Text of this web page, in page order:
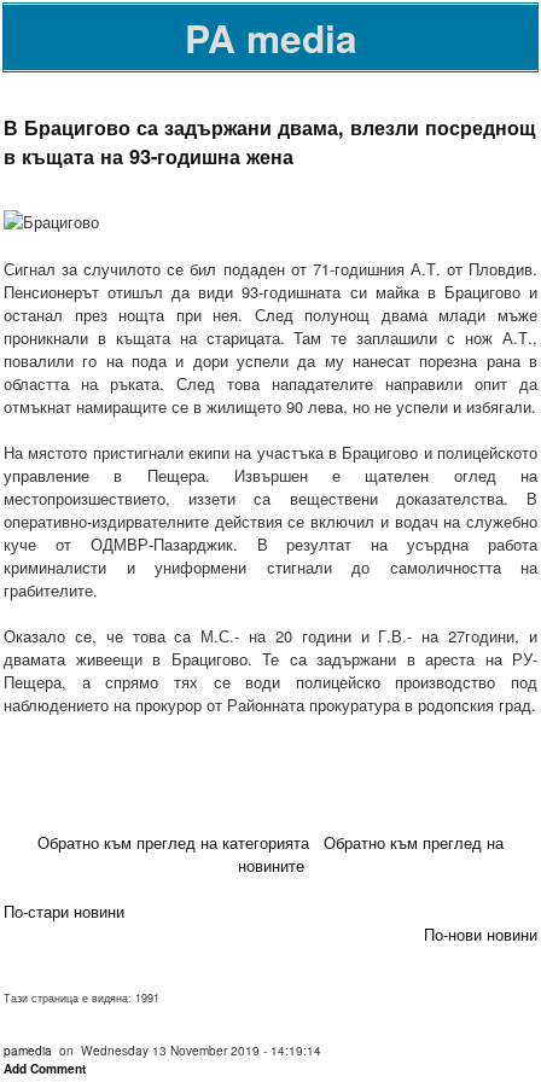
PA media
В Брацигово са задържани двама, влезли посреднощ
в къщата на 93-годишна жена
Сигнал за случилото се бил подаден от 71-годишния А.Т. от Пловдив.
Пенсионерът отишъл да види 93-годишната си майка в Брацигово и
останал през нощта при нея. След полунощ двама млади мъже
проникнали в къщата на старицата. Там те заплашили с нож А.Т.,
повалили го на пода и дори успели да му нанесат порезна рана в
областта на ръката. След това нападателите направили опит да
отмъкнат намиращите се в жилището 90 лева, но не успели и избягали.
На мястото пристигнали екипи на участъка в Брацигово и полицейското
управление в Пещера. Извършен е щателен оглед на
местопроизшествието, иззети са веществени доказателства. В
оперативно-издирвателните действия се включил и водач на служебно
куче от ОДМВР-Пазарджик. В резултат на усърдна работа
криминалисти и униформени стигнали до самоличността на
грабителите.
Оказало се, че това са М.С.- на 20 години и Г.В.- на 27години, и
двамата живеещи в Брацигово. Те са задържани в ареста на РУ-
Пещера, а спрямо тях се води полицейско производство под
наблюдението на прокурор от Районната прокуратура в родопския град.
Обратно към преглед на категорията
Обратно към преглед на
новините
По-стари новини
По-нови новини
Тази страница е видяна: 1991
pamedia on Wednesday 13 November 2019 - 14:19:14
Add Comment